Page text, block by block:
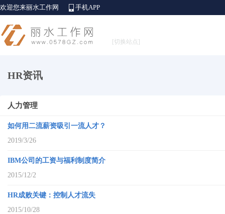
欢迎您来丽水工作网 手机APP
[切换站点]
HR资讯
人力管理
如何用二流薪资吸引一流人才？
2019/3/26
IBM公司的工资与福利制度简介
2015/12/2
HR成败关键：控制人才流失
2015/10/28